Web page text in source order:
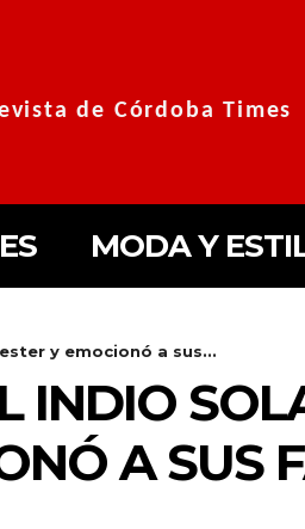
de Córdoba Times
MODA Y
y emocionó a sus...
INDIO
A SUS